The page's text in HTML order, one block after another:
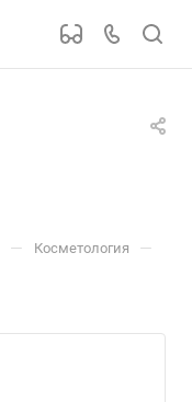
— Косметология —